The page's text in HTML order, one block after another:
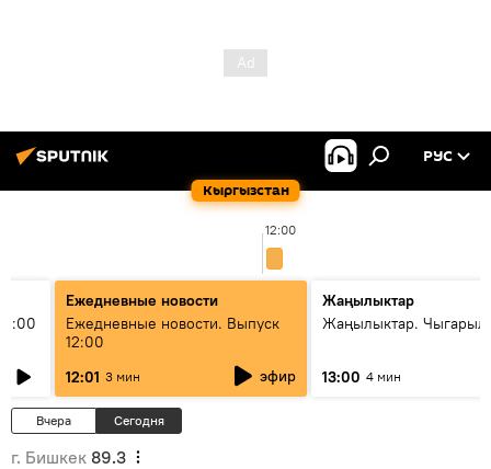
Кыргызстан
РУС
12:00
Ежедневные новости
Ежедневные новости. Выпуск
12:00
12:01 3 мин эфир
Жаңылыктар
Жаңылыктар.
13:00 4 мин
Вчера Сегодня
г. Бишкек 89.3